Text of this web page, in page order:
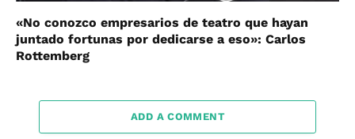
«No conozco empresarios de teatro que hayan
juntado fortunas por dedicarse a eso»: Carlos
Rottemberg
ADD A COMMENT